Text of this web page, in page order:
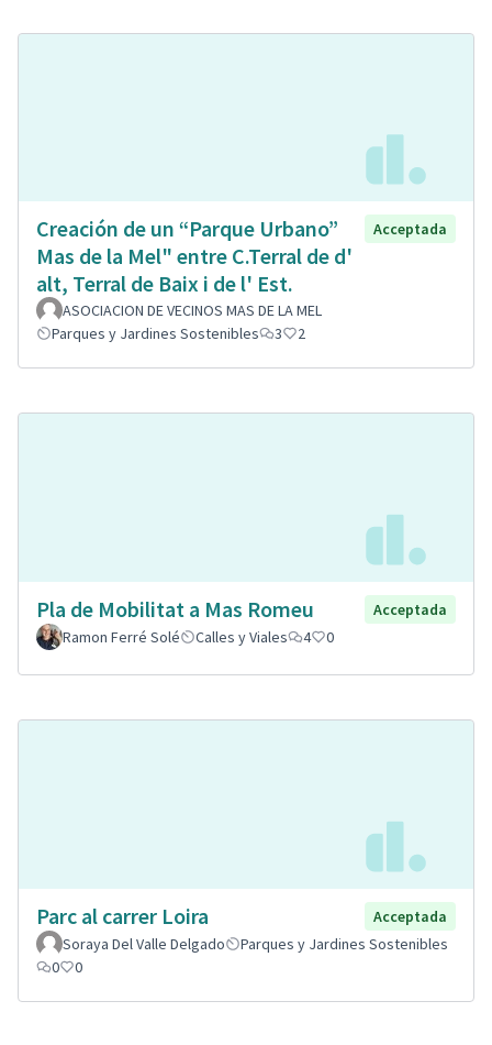
Creación de un “Parque Urbano”
Mas de la Mel" entre C.Terral de d'
alt, Terral de Baix i de l' Est.
Acceptada
ASOCIACION DE VECINOS MAS DE LA MEL
Parques y Jardines Sostenibles
3 2
Pla de Mobilitat a Mas Romeu
Acceptada
Ramon Ferré Solé
Calles y Viales 4 0
Parc al carrer Loira
Acceptada
Soraya Del Valle Delgado
Parques y Jardines Sostenibles
0
0